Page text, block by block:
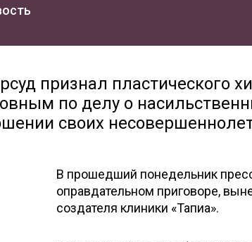
признал пластического
по делу о
своих
В прошедший понедельник
оправдательном приговоре,
создателя клиники «Тапиа».